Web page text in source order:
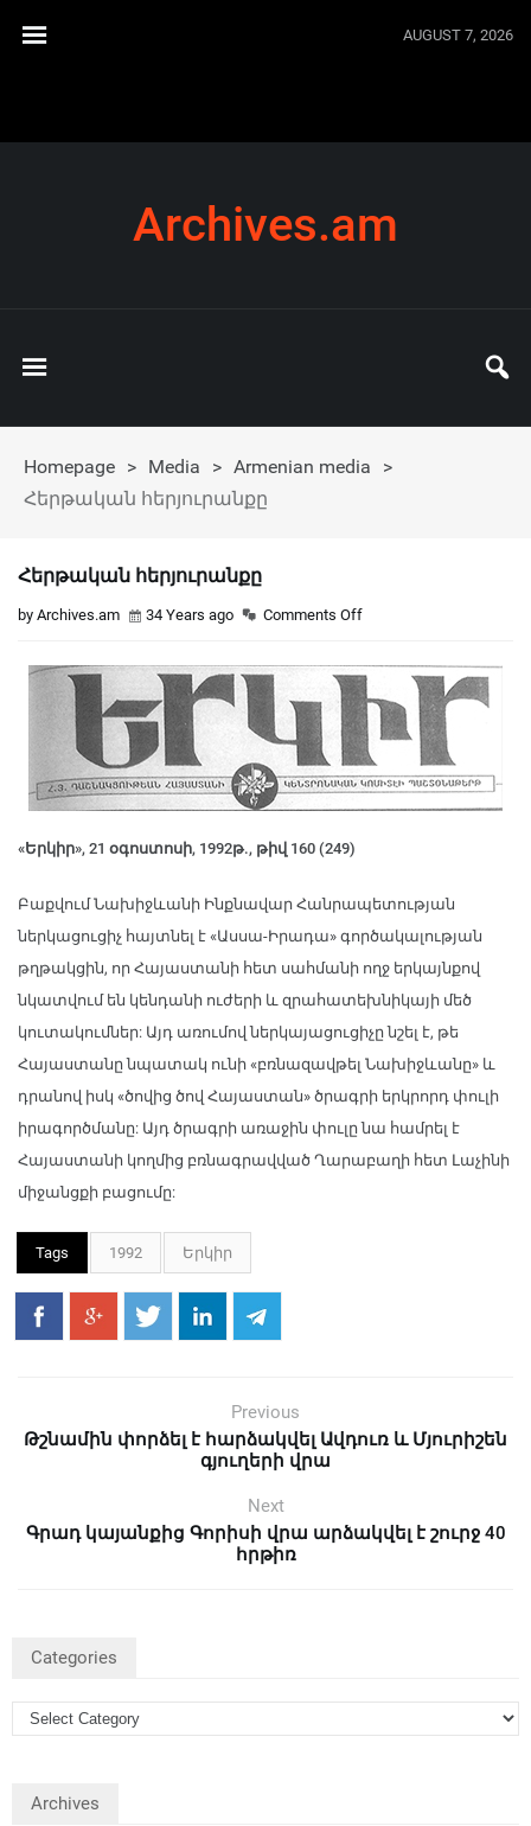
AUGUST 7, 2026
Archives.am
Homepage > Media > Armenian media
>
Հերթական հերյուրանքը
Հերթական հերյուրանքը
by Archives.am 34 Years ago Comments Off
«Երկիր», 21 օգոստոսի, 1992թ., թիվ 160 (249)
Բաքվում Նախիջևանի Ինքնավար Հանրապետության
ներկացուցիչ հայտնել է «Ասսա-Իրադա» գործակալության
թղթակցին, որ Հայաստանի հետ սահմանի ողջ երկայնքով
նկատվում են կենդանի ուժերի և զրահատեխնիկայի մեծ
կուտակումներ: Այդ առումով ներկայացուցիչը նշել է, թե
Հայաստանը նպատակ ունի «բռնազավթել Նախիջևանը» և
դրանով իսկ «ծովից ծով Հայաստան» ծրագրի երկրորդ փուլի
իրագործմանը: Այդ ծրագրի առաջին փուլը նա համրել է
Հայաստանի կողմից բռնագրավված Ղարաբաղի հետ Լաչինի
միջանցքի բացումը:
Tags 1992 Երկիր
Previous
Թշնամին փորձել է հարձակվել Ավդուռ և Մյուրիշեն
գյուղերի վրա
Next
Գրադ կայանքից Գորիսի վրա արձակվել է շուրջ 40
հրթիռ
Categories
Archives